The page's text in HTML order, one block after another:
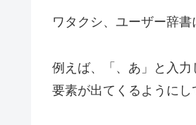
ワタクシ、ユーザー辞
例えば、「、あ」と入力
要素が出てくるようにし